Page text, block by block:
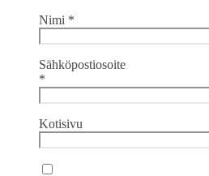
Nimi *
Sähköpostiosoite
*
Kotisivu